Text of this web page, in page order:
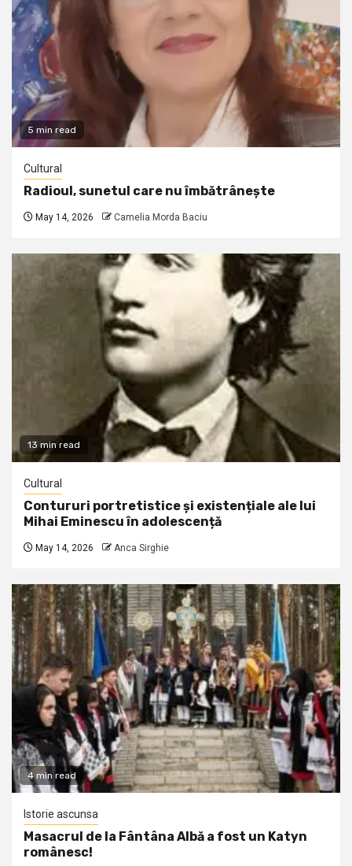
5 min read
Cultural
Radioul, sunetul care nu îmbătrânește
May 14, 2026 Camelia Morda Baciu
13 min read
Cultural
Contururi portretistice și existențiale ale lui
Mihai Eminescu în adolescență
May 14, 2026 Anca Sirghie
4 min read
Istorie ascunsa
Masacrul de la Fântâna Albă a fost un Katyn
românesc!